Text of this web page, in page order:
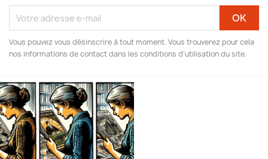
Vous pouvez vous désinscrire à tout moment. Vous trouverez pour cela
nos informations de contact dans les conditions d'utilisation du site.